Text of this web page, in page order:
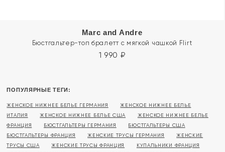
Marc and Andre
Бюстгальтер-топ бралетт с мягкой чашкой Flirt
1 990 ₽
ПОПУЛЯРНЫЕ ТЕГИ:
ЖЕНСКОЕ НИЖНЕЕ БЕЛЬЕ ГЕРМАНИЯ
ЖЕНСКОЕ НИЖНЕЕ БЕЛЬЕ
ИТАЛИЯ
ЖЕНСКОЕ НИЖНЕЕ БЕЛЬЕ США
ЖЕНСКОЕ НИЖНЕЕ БЕЛЬЕ
ФРАНЦИЯ
БЮСТГАЛЬТЕРЫ ГЕРМАНИЯ
БЮСТГАЛЬТЕРЫ США
БЮСТГАЛЬТЕРЫ ФРАНЦИЯ
ЖЕНСКИЕ ТРУСЫ ГЕРМАНИЯ
ЖЕНСКИЕ
ТРУСЫ США
ЖЕНСКИЕ ТРУСЫ ФРАНЦИЯ
КУПАЛЬНИКИ ФРАНЦИЯ